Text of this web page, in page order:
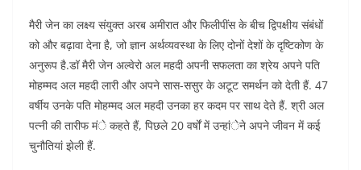
मैरी जेन का लक्ष्य संयुक्त अरब अमीरात और फिलीपींस के बीच द्विपक्षीय संबंधों
को और बढ़ावा देना है, जो ज्ञान अर्थव्यवस्था के लिए दोनों देशों के दृष्टिकोण के
अनुरूप है.डॉ मैरी जेन अल्वेरो अल महदी अपनी सफलता का श्रेय अपने पति
मोहम्मद अल महदी लारी और अपने सास-ससुर के अटूट समर्थन को देती हैं. 47
वर्षीय उनके पति मोहम्मद अल महदी उनका हर कदम पर साथ देते हैं. श्री अल
पत्नी की तारीफ मंे कहते हैं, पिछले 20 वर्षों में उन्हांेने अपने जीवन में कई
चुनौतियां झेली हैं.